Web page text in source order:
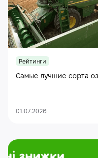
Рейтинги
Самые лучшие сорта
01.07.2026